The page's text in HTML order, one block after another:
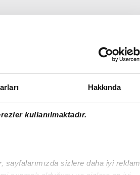
Hakkında
kullanılmaktadır.
sizlere daha iyi reklam